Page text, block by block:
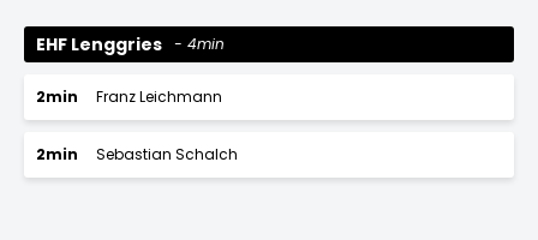
EHF Lenggries 4min
2min Franz Leichmann
2min Sebastian Schalch